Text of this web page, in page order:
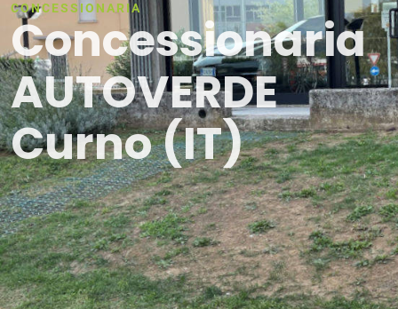
CONCESSIONARIA
Concessionaria
AUTOVERDE
Curno (IT)